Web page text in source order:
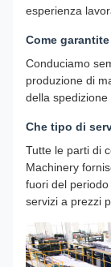
esperienza
Come
Conduciamo
produzione di
della
Che tipo di
Tutte le parti di
Machinery
fuori del
servizi a prezzi